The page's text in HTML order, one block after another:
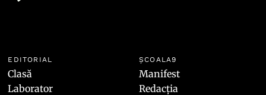
EDITORIAL
Clasă
Laborator
ȘCOALA9
Manifest
Redacția